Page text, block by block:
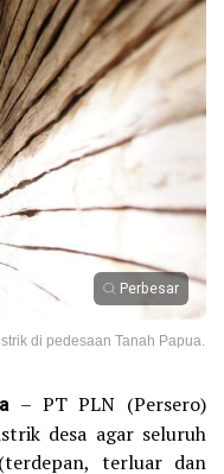
Perbesar
di pedesaan Tanah Papua.
– PT PLN (Persero)
desa agar seluruh
terluar dan